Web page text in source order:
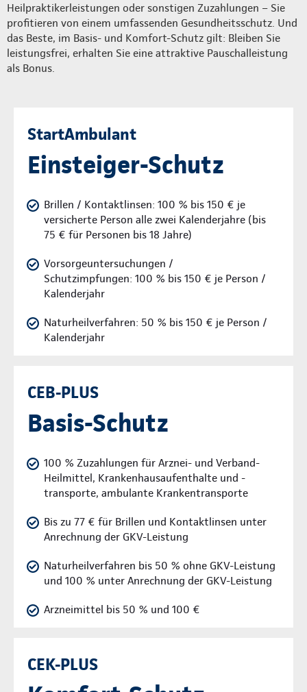
Heilpraktikerleistungen oder sonstigen Zuzahlungen – Sie
profitieren von einem umfassenden Gesundheitsschutz. Und
das Beste, im Basis- und Komfort-Schutz gilt: Bleiben Sie
leistungsfrei, erhalten Sie eine attraktive Pauschalleistung
als Bonus.
StartAmbulant
Einsteiger-Schutz
Brillen / Kontaktlinsen: 100 % bis 150 € je
versicherte Person alle zwei Kalenderjahre (bis
75 € für Personen bis 18 Jahre)
Vorsorgeuntersuchungen /
Schutzimpfungen: 100 % bis 150 € je Person /
Kalenderjahr
Naturheilverfahren: 50 % bis 150 € je Person /
Kalenderjahr
CEB-PLUS
Basis-Schutz
100 % Zuzahlungen für Arznei- und Verband-
Heilmittel, Krankenhausaufenthalte und -
transporte, ambulante Krankentransporte
Bis zu 77 € für Brillen und Kontaktlinsen unter
Anrechnung der GKV-Leistung
Naturheilverfahren bis 50 % ohne GKV-Leistung
und 100 % unter Anrechnung der GKV-Leistung
Arzneimittel bis 50 % und 100 €
CEK-PLUS